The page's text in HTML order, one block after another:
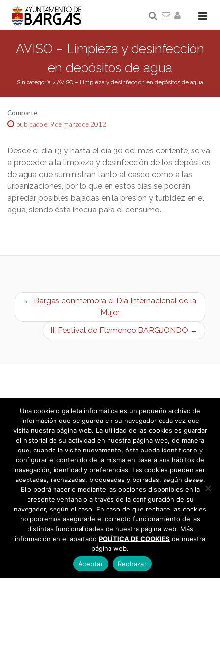
AVISO – Limpieza y desinfección
en depósitos de agua
Sin categoría > AVISO – Limpieza y desinfección en depósitos de agua
Comparte
publicado el 9 de marzo de 2012
Desde el día 13 y hasta el día 30 del mes corriente, se va
a proceder a la limpieza y desinfección de los depósitos
de agua que suministran tanto al casco como a las
urbanizaciones, por lo que en estos días se podrán
apreciar posibles bajadas en la presión y turbidez en el
agua, siendo ésta inocua para el consumo.
← Bargas conmemora el Día Internacional de la
Mujer
III Festival de Flamenco BARGJONDO →
Una cookie o galleta informática es un pequeño archivo de
información que se guarda en su navegador cada vez que
visita nuestra página web. La utilidad de las cookies es guardar
el historial de su actividad en nuestra página web, de manera
que, cuando la visite nuevamente, ésta pueda identificarle y
configurar el contenido de la misma en base a sus hábitos de
navegación, identidad y preferencias. Las cookies pueden ser
aceptadas, rechazadas, bloqueadas y borradas, según desee.
Ello podrá hacerlo mediante las opciones disponibles en la
presente ventana o a través de la configuración de su
navegador, según el caso. En caso de que rechace las cookies
no podremos asegurarle el correcto funcionamiento de las
distintas funcionalidades de nuestra página web. Más
información en el apartado POLÍTICA DE COOKIES de nuestra
página web.
Aceptar
Rechazar